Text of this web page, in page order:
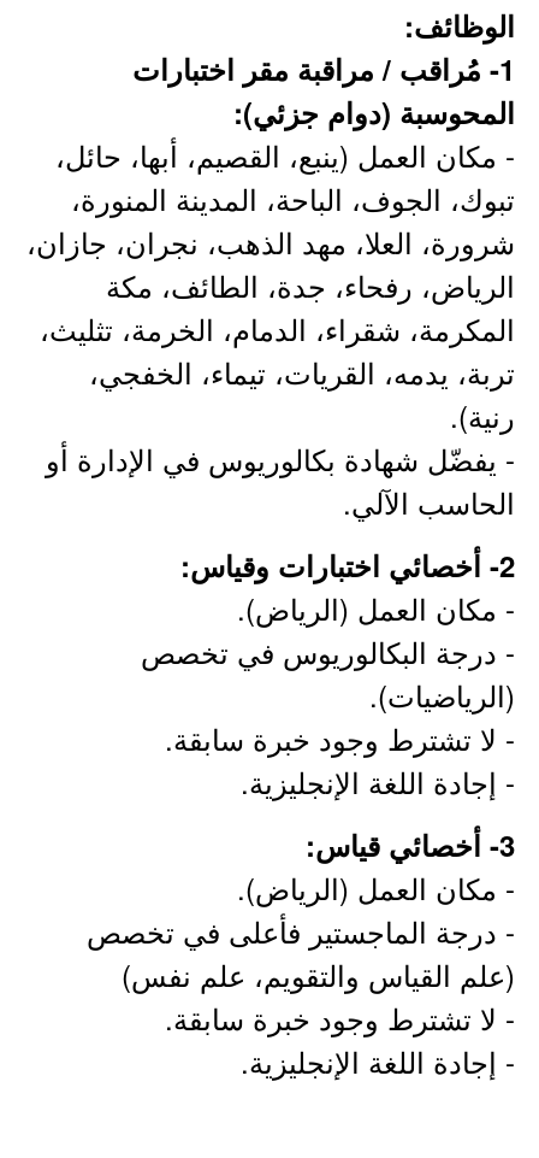
الوظائف:
1- مُراقب / مراقبة مقر اختبارات
المحوسبة (دوام جزئي):
- مكان العمل (ينبع، القصيم، أبها، حائل،
تبوك، الجوف، الباحة، المدينة المنورة،
شرورة، العلا، مهد الذهب، نجران، جازان،
الرياض، رفحاء، جدة، الطائف، مكة
المكرمة، شقراء، الدمام، الخرمة، تثليث،
تربة، يدمه، القريات، تيماء، الخفجي،
رنية).
- يفضّل شهادة بكالوريوس في الإدارة أو
الحاسب الآلي.
2- أخصائي اختبارات وقياس:
- مكان العمل (الرياض).
- درجة البكالوريوس في تخصص
(الرياضيات).
- لا تشترط وجود خبرة سابقة.
- إجادة اللغة الإنجليزية.
3- أخصائي قياس:
- مكان العمل (الرياض).
- درجة الماجستير فأعلى في تخصص
(علم القياس والتقويم، علم نفس)
- لا تشترط وجود خبرة سابقة.
- إجادة اللغة الإنجليزية.